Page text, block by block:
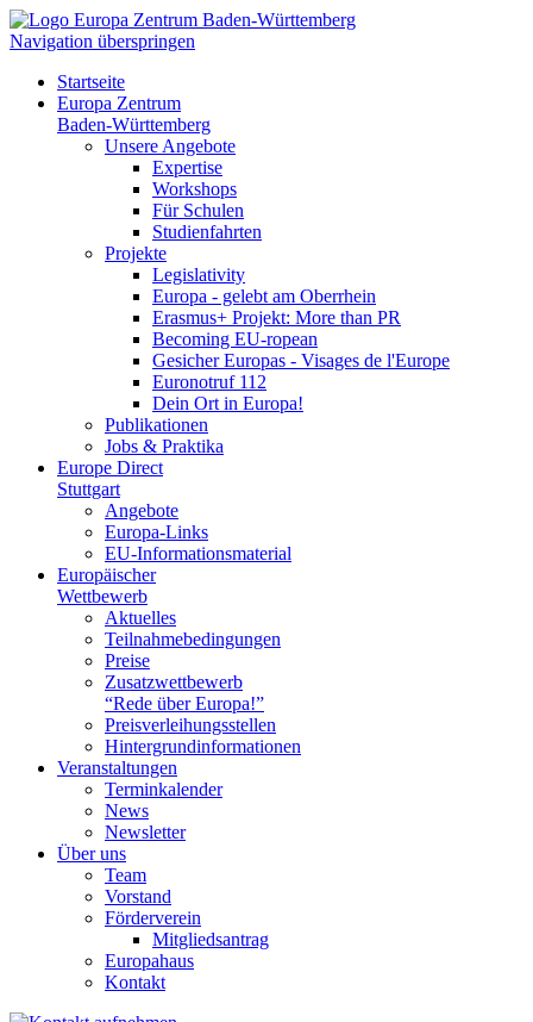
Navigation überspringen
Startseite
Europa Zentrum
Baden-Württemberg
Unsere Angebote
Expertise
Workshops
Für Schulen
Studienfahrten
Projekte
Legislativity
Europa - gelebt am Oberrhein
Erasmus+ Projekt: More than PR
Becoming EU-ropean
Gesicher Europas - Visages de l'Europe
Euronotruf 112
Dein Ort in Europa!
Publikationen
Jobs & Praktika
Europe Direct
Stuttgart
Angebote
Europa-Links
EU-Informationsmaterial
Europäischer
Wettbewerb
Aktuelles
Teilnahme­bedingungen
Preise
Zusatzwettbewerb
“Rede über Europa!”
Preisverleihungsstellen
Hintergrundinformationen
Veranstaltungen
Terminkalender
News
Newsletter
Über uns
Team
Vorstand
Förderverein
Mitgliedsantrag
Europahaus
Kontakt